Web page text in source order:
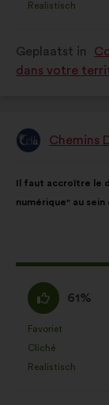
als:
Realistisch
:keer
Geplaatst in
dans votre
VoorstelChemins
van
het
Il faut accroître le
numérique" au
de
volgende
Mee
eens
:
61%
Favoriet
:keer
Cliché
:keer
Realistisch
:keer